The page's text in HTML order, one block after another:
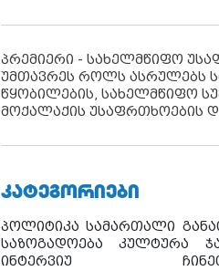
პრემიერი - სახელმწიფო
უმთავრეს როლს ასრულებს
წყობილების, სახელმწიფო
მოქალაქის უსაფრთხოების
ᲙᲐᲢᲔᲒᲝᲠᲘᲔᲑᲘ
პოლიტიკა სამართალი
საზოგადოება
კულტურა
ინტერვიუ